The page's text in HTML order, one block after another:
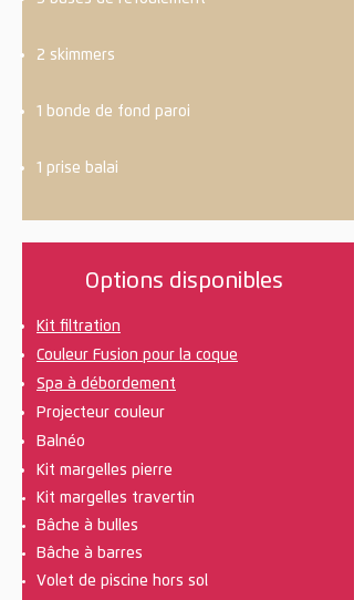
2 skimmers
1 bonde de fond paroi
1 prise balai
Options disponibles
Kit filtration
Couleur Fusion pour la coque
Spa à débordement
Projecteur couleur
Balnéo
Kit margelles pierre
Kit margelles travertin
Bâche à bulles
Bâche à barres
Volet de piscine hors sol